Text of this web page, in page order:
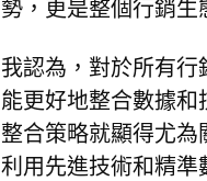
勢，更是整個行銷生
我認為，對於所有
能更好地整合數據
整合策略就顯得尤
利用先進技術和精